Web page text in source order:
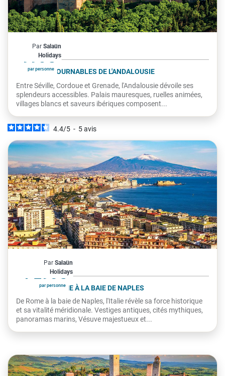
À partir de
990€
par personne
Par Salaün
Holidays
Espagne
LES INCONTOURNABLES DE L'ANDALOUSIE
Entre Séville, Cordoue et Grenade, l'Andalousie dévoile ses
splendeurs accessibles. Palais mauresques, ruelles animées,
villages blancs et saveurs ibériques composent...
4.4/5 - 5avis
À partir de
1 295€
par personne
Par Salaün
Holidays
L'ITALIE, DE ROME À LA BAIE DE NAPLES
De Rome à la baie de Naples, l'Italie révèle sa force historique
et sa vitalité méridionale. Vestiges antiques, cités mythiques,
panoramas marins, Vésuve majestueux et...